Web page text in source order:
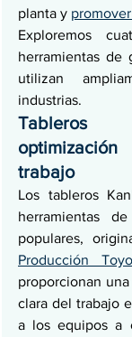
planta y
Exploremos
herramientas de
utilizan
industrias.
trabajo
Los tableros
herramientas
populares,
Producción
proporcionan
clara del trabajo
a los equipos a